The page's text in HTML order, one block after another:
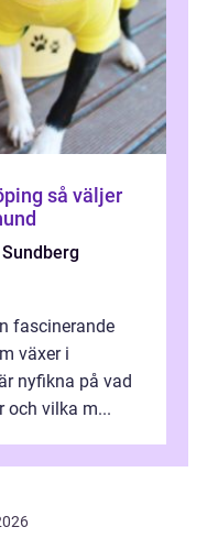
väljer
fascinerande
växer i
nyfikna på vad
och vilka m...